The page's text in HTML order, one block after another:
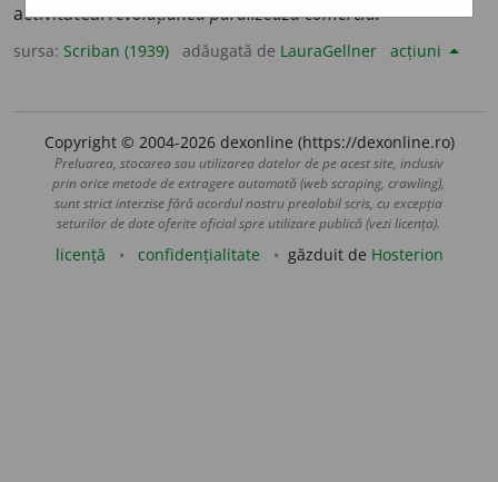
activitatea:revoluțiunea paralizează comercĭu.
sursa: Scriban (1939) adăugată de LauraGellner acțiuni
Copyright © 2004-2026 dexonline (https://dexonline.ro)
Preluarea, stocarea sau utilizarea datelor de pe acest site, inclusiv
prin orice metode de extragere automată (web scraping, crawling),
sunt strict interzise fără acordul nostru prealabil scris, cu excepția
seturilor de date oferite oficial spre utilizare publică (vezi licența).
licență confidențialitate găzduit de Hosterion